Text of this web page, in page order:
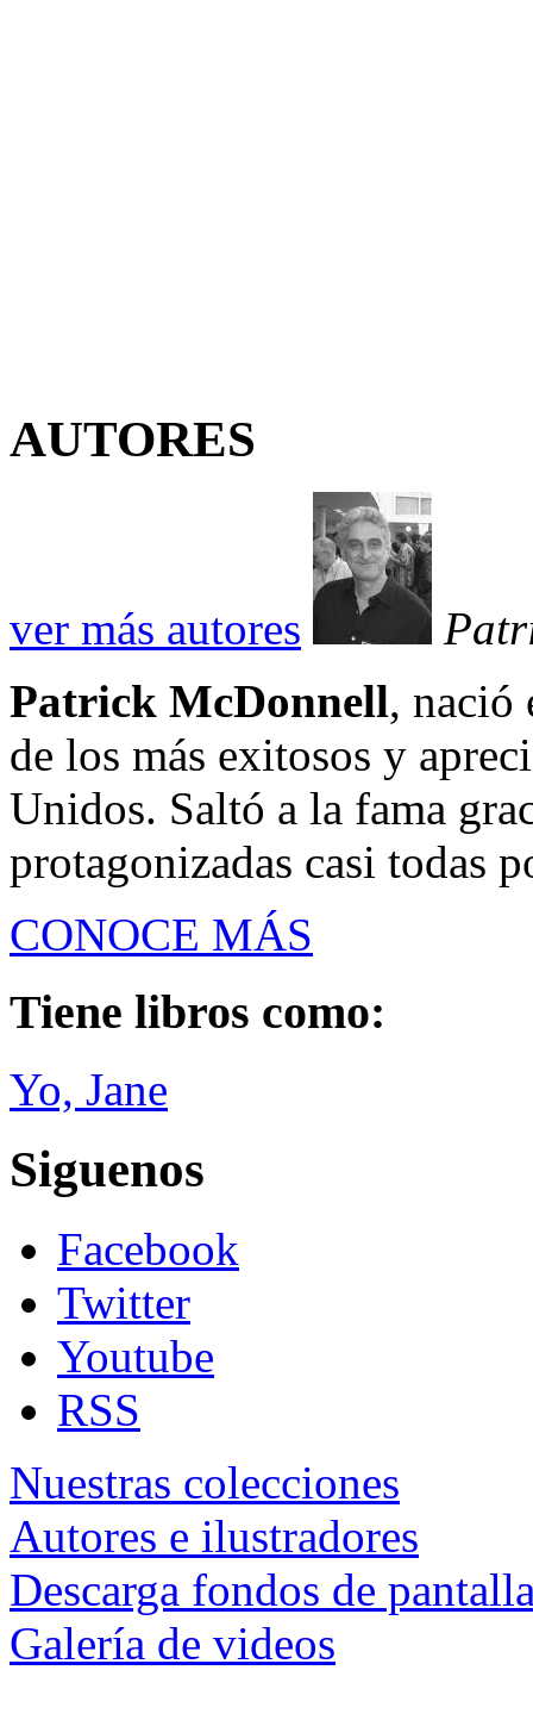
AUTORES
ver más autores
Patrick McDonnell, nació
de los más exitosos y
Unidos. Saltó a la fama
protagonizadas casi todas
CONOCE MÁS
Tiene libros como:
Yo, Jane
Siguenos
Facebook
Twitter
Youtube
RSS
Nuestras colecciones
Autores e ilustradores
Descarga fondos de
Galería de videos